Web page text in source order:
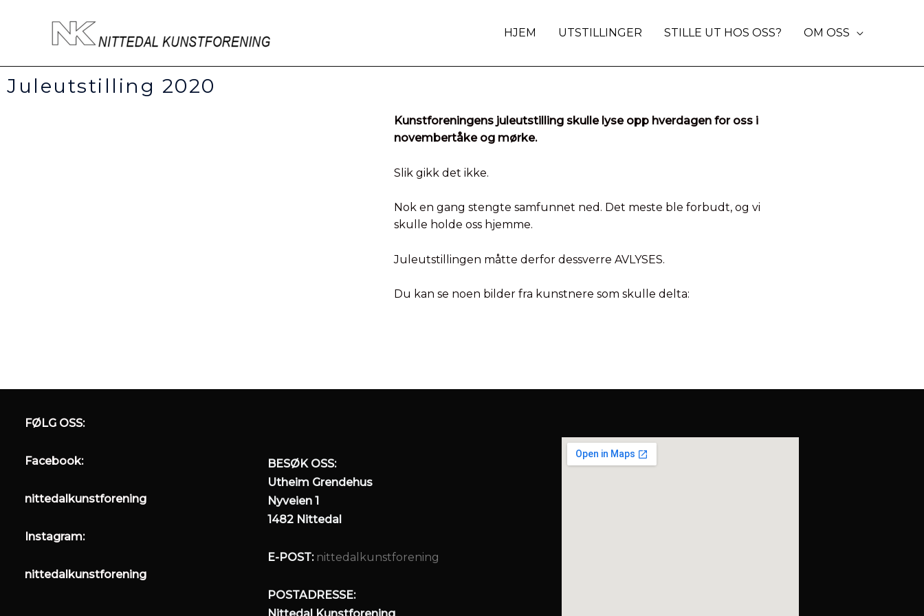
HJEM UTSTILLINGER STILLE UT HOS OSS? OM OSS
Juleutstilling 2020
Kunstforeningens juleutstilling skulle lyse opp hverdagen for oss i
novembertåke og mørke.
Slik gikk det ikke.
Nok en gang stengte samfunnet ned. Det meste ble forbudt, og vi
skulle holde oss hjemme.
Juleutstillingen måtte derfor dessverre AVLYSES.
Du kan se noen bilder fra kunstnere som skulle delta:
FØLG OSS:
Facebook:
nittedalkunstforening
Instagram:
nittedalkunstforening
BESØK OSS:
Utheim Grendehus
Nyveien 1
1482 Nittedal
E-POST: nittedalkunstforening
POSTADRESSE: